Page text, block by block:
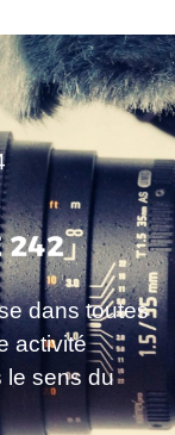
dans toutes
activité
le sens du